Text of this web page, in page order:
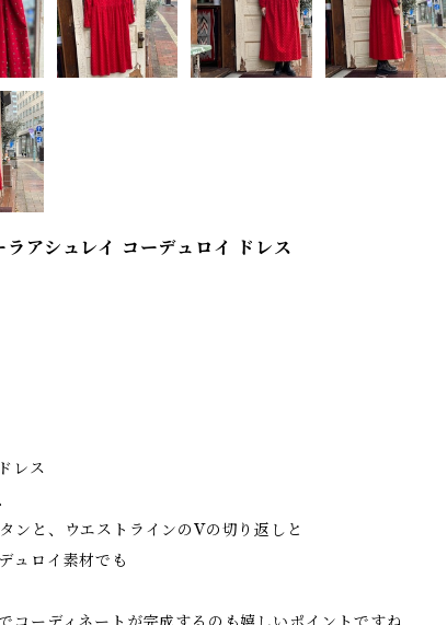
シュレイ コーデュロイ ドレス
レス
ンと、ウエストラインのVの切り返しと
ュロイ素材でも